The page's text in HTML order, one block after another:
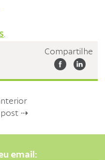
.
Compartilhe
post ⇢
email: